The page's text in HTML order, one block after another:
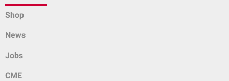
Shop
News
Jobs
CME